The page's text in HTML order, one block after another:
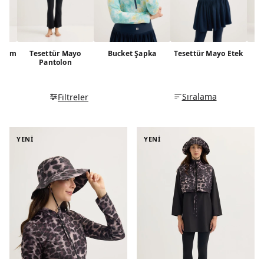
hissini minimuma indirir, böylece gün boyu kendinizi hafif
ve özgür hissedersiniz.
Tesettür Mayo
Pantolon
Bucket Şapka Tesettür Mayo Etek
Filtreler Sıralama
YENİ YENİ